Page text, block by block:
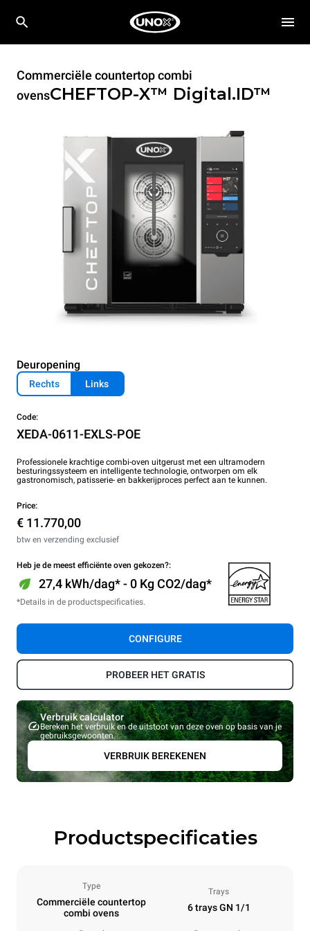
Commerciële countertop combi
ovensCHEFTOP-X™ Digital.ID™
Deuropening
Rechts Links
Code:
XEDA-0611-EXLS-POE
Professionele krachtige combi-oven uitgerust met een ultramodern
besturingssysteem en intelligente technologie, ontworpen om elk
gastronomisch, patisserie- en bakkerijproces perfect aan te kunnen.
Price:
€ 11.770,00
btw en verzending exclusief
Heb je de meest efficiënte oven gekozen?:
27,4 kWh/dag* - 0 Kg CO2/dag*
*Details in de productspecificaties.
CONFIGURE
PROBEER HET GRATIS
Verbruik calculator
Bereken het verbruik en de uitstoot van deze oven op basis van je
gebruiksgewoonten.
VERBRUIK BEREKENEN
Productspecificaties
Type
Commerciële countertop
combi ovens
Trays
6 trays GN 1/1